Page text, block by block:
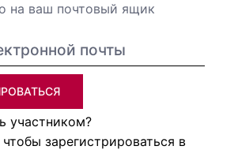
на ваш почтовый ящик
участником?
чтобы зарегистрироваться в